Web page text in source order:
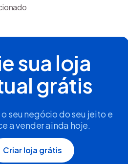
sua loja
grátis
seu negócio do seu jeito e
a vender ainda hoje.
Criar loja grátis